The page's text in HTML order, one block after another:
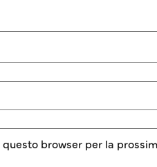
browser per la